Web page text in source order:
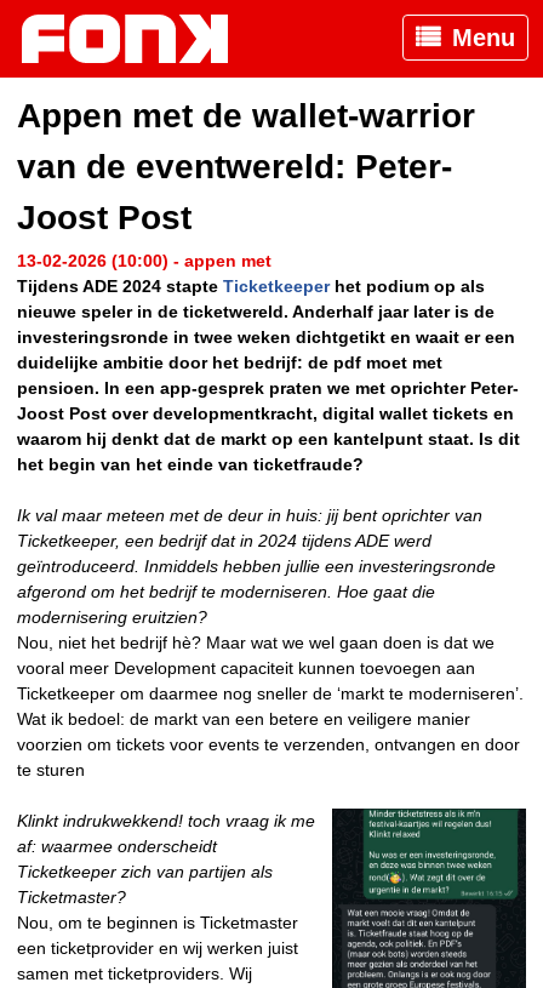
Menu
Appen met de wallet-warrior
van de eventwereld: Peter-
Joost Post
13-02-2026 (10:00) - appen met
Tijdens ADE 2024 stapte Ticketkeeperhet podium op als
nieuwe speler in de ticketwereld. Anderhalf jaar later is de
investeringsronde in twee weken dichtgetikt en waait er een
duidelijke ambitie door het bedrijf: de pdf moet met
pensioen. In een app-gesprek praten we met oprichter Peter-
Joost Post over developmentkracht, digital wallet tickets en
waarom hij denkt dat de markt op een kantelpunt staat. Is dit
het begin van het einde van ticketfraude?
Ik val maar meteen met de deur in huis: jij bent oprichter van
Ticketkeeper, een bedrijf dat in 2024 tijdens ADE werd
geïntroduceerd. Inmiddels hebben jullie een investeringsronde
afgerond om het bedrijf te moderniseren. Hoe gaat die
modernisering eruitzien?
Nou, niet het bedrijf hè? Maar wat we wel gaan doen is dat we
vooral meer Development capaciteit kunnen toevoegen aan
Ticketkeeper om daarmee nog sneller de ‘markt te moderniseren’.
Wat ik bedoel: de markt van een betere en veiligere manier
voorzien om tickets voor events te verzenden, ontvangen en door
te sturen
Klinkt indrukwekkend! toch vraag ik me
af: waarmee onderscheidt
Ticketkeeper zich van partijen als
Ticketmaster?
Nou, om te beginnen is Ticketmaster
een ticketprovider en wij werken juist
samen met ticketproviders. Wij